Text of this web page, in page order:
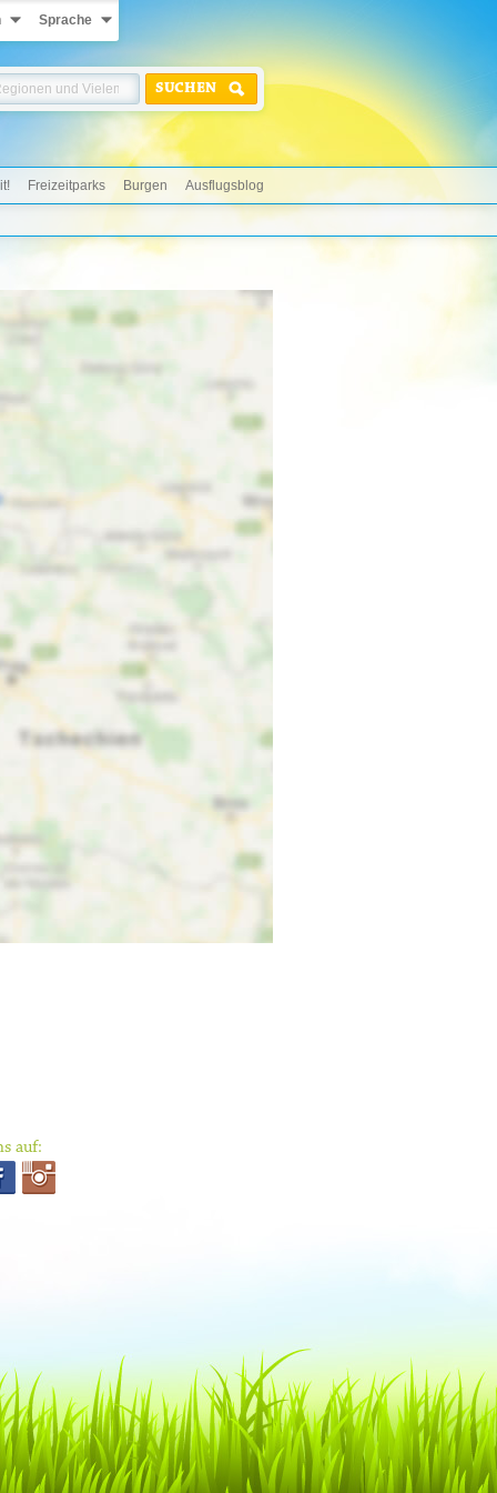
Sprache
SUCHEN
Freizeitparks Burgen Ausflugsblog
auf: